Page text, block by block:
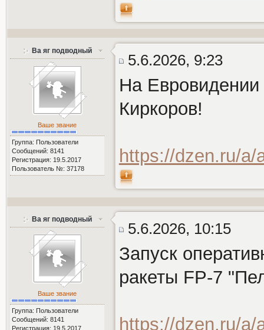
Ва яг подводный
Ваше звание
Группа: Пользователи
Сообщений: 8141
Регистрация: 19.5.2017
Пользователь №: 37178
5.6.2026, 9:23
На
Киркоров!
https://dzen.ru/a/
Ва яг подводный
Ваше звание
Группа: Пользователи
Сообщений: 8141
Регистрация: 19.5.2017
5.6.2026, 10:15
Запуск
ракеты FP-7
https://dzen.ru/